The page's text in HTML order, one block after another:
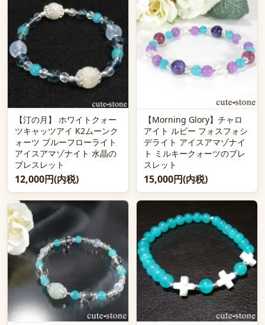
【汀の月】 ホワイトクォー
ツキャッツアイ K2ムーンク
ォーツ ブルーフローライト
アイスアマゾナイト 水晶の
ブレスレット
12,000円(内税)
【Morning Glory】チャロ
アイト ルビー フォスフォシ
デライト アイスアマゾナイ
ト ミルキークォーツのブレ
スレット
15,000円(内税)